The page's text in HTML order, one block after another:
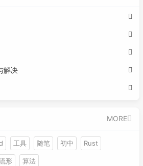
解决
MORE
工具 随笔 初中 Rust
形 算法